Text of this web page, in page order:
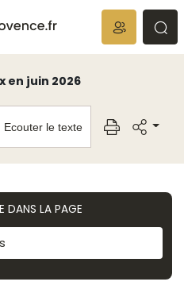
en juin 2026
Ecouter le texte
DANS LA PAGE